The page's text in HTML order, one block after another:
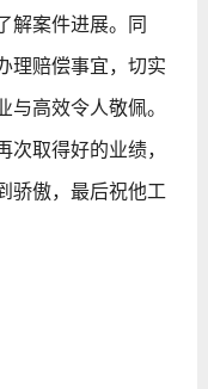
解案件进展。同
理赔偿事宜，切实
高效令人敬佩。
次取得好的业绩，
骄傲，最后祝他工